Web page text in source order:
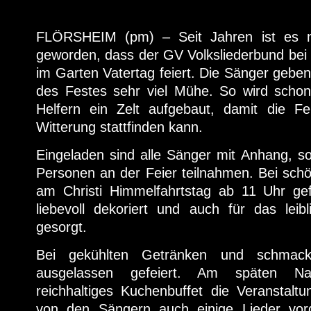
FLÖRSHEIM (pm) – Seit Jahren ist es
geworden, dass der GV Volksliederbund
im Garten Vatertag feiert. Die Sänger
des Festes sehr viel Mühe. So wird
Helfern ein Zelt aufgebaut, damit die
Witterung stattfinden kann.
Eingeladen sind alle Sänger mit Anhang,
Personen an der Feier teilnahmen. Bei
am Christi Himmelfahrtstag ab 11 Uhr
liebevoll dekoriert und auch für das
gesorgt.
Bei gekühlten Getränken und
ausgelassen gefeiert. Am späten
reichhaltiges Kuchenbuffet die